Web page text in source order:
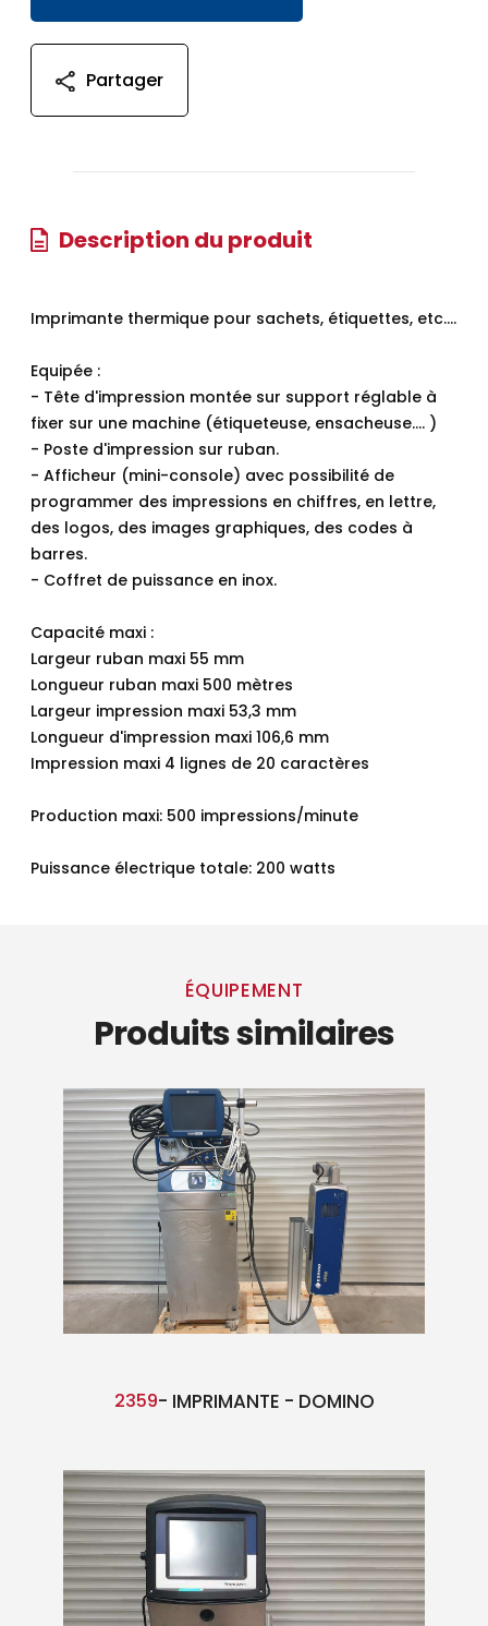
Partager
Description du produit
Imprimante thermique pour sachets, étiquettes, etc.…
Equipée :
- Tête d'impression montée sur support réglable à
fixer sur une machine (étiqueteuse, ensacheuse…. )
- Poste d'impression sur ruban.
- Afficheur (mini-console) avec possibilité de
programmer des impressions en chiffres, en lettre,
des logos, des images graphiques, des codes à
barres.
- Coffret de puissance en inox.
Capacité maxi :
Largeur ruban maxi 55 mm
Longueur ruban maxi 500 mètres
Largeur impression maxi 53,3 mm
Longueur d'impression maxi 106,6 mm
Impression maxi 4 lignes de 20 caractères
Production maxi: 500 impressions/minute
Puissance électrique totale: 200 watts
ÉQUIPEMENT
Produits similaires
2359- IMPRIMANTE - DOMINO